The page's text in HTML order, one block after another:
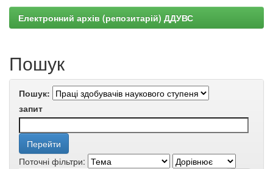
Електронний архів (репозитарій) ДДУВС
Пошук
Пошук:
запит
Поточні фільтри: